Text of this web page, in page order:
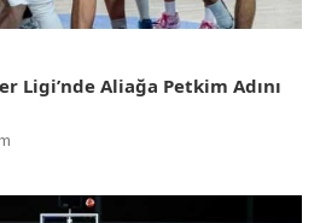
Ligi’nde Aliağa Petkim Adını